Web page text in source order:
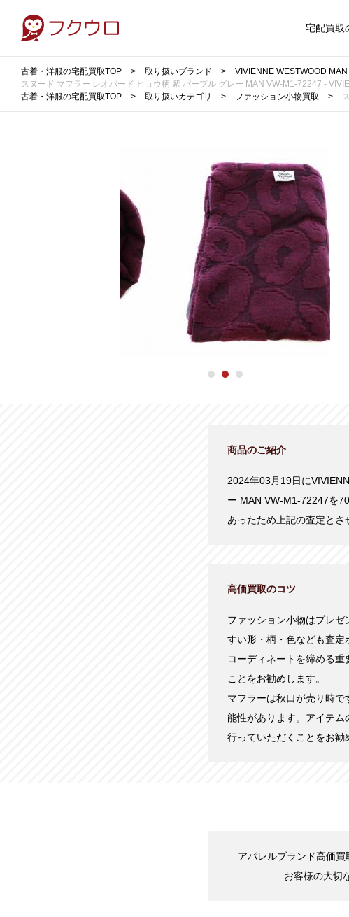
宅配買取
古着・洋服の宅配買取TOP 取り扱いブランド
VIVIENNE WESTWOOD
スヌード マフラー レオパード ヒョウ柄 紫 パープル グレー MAN VW-M1-72247 -
古着・洋服の宅配買取TOP
取り扱いカテゴリ ファッション小物買取
商品のご紹介
2024年03月19日に
ー MAN VW-M1-72247を
あったため上記の査定とさ
高価買取のコツ
ファッション小物はプレ
すい形・柄・色なども査定
コーディネートを締める
ことをお勧めします。
マフラーは秋口が売り時
能性があります。アイテ
行っていただくことをお勧
アパレルブランド高価買
お客様の大切